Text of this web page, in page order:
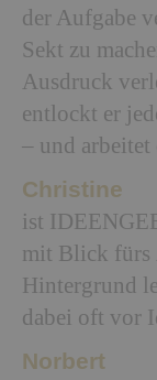
der Aufgabe
Sekt zu
Ausdruck
entlockt er
– und arbeitet
Christine
ist
mit Blick fürs
Hintergrund
dabei oft vor
Norbert